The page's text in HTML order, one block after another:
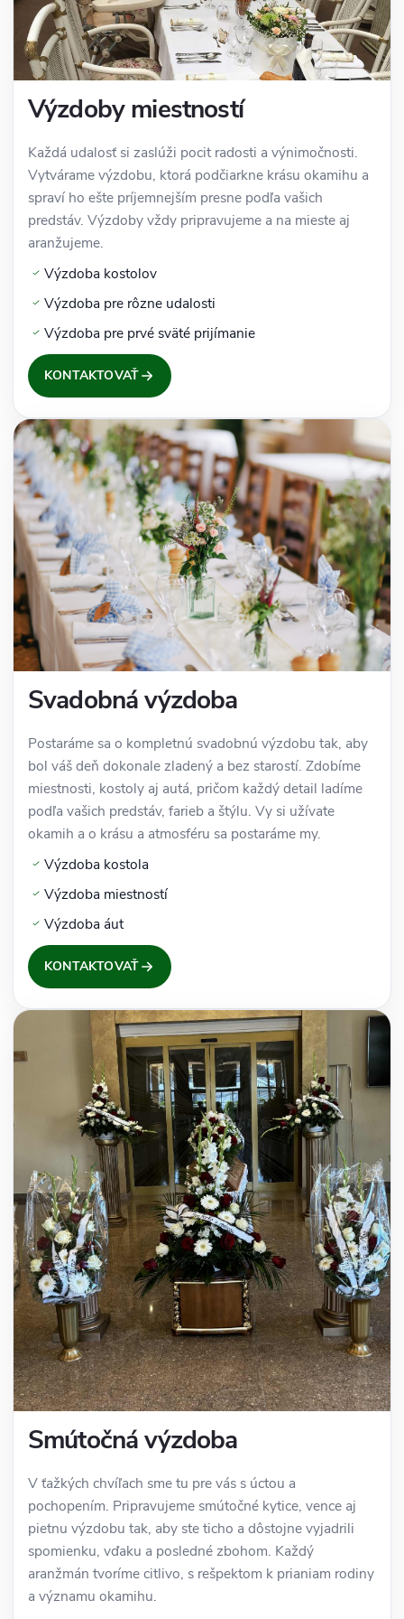
Výzdoby miestností
Každá udalosť si zaslúži pocit radosti a výnimočnosti.
Vytvárame výzdobu, ktorá podčiarkne krásu okamihu a
spraví ho ešte príjemnejším presne podľa vašich
predstáv. Výzdoby vždy pripravujeme a na mieste aj
aranžujeme.
Výzdoba kostolov
Výzdoba pre rôzne udalosti
Výzdoba pre prvé sväté prijímanie
KONTAKTOVAŤ
Svadobná výzdoba
Postaráme sa o kompletnú svadobnú výzdobu tak, aby
bol váš deň dokonale zladený a bez starostí. Zdobíme
miestnosti, kostoly aj autá, pričom každý detail ladíme
podľa vašich predstáv, farieb a štýlu. Vy si užívate
okamih a o krásu a atmosféru sa postaráme my.
Výzdoba kostola
Výzdoba miestností
Výzdoba áut
KONTAKTOVAŤ
Smútočná výzdoba
V ťažkých chvíľach sme tu pre vás s úctou a
pochopením. Pripravujeme smútočné kytice, vence aj
pietnu výzdobu tak, aby ste ticho a dôstojne vyjadrili
spomienku, vďaku a posledné zbohom. Každý
aranžmán tvoríme citlivo, s rešpektom k prianiam rodiny
a významu okamihu.